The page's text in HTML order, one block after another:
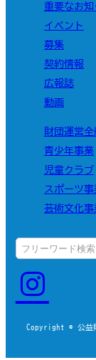
重要なお知
イベント
募集
契約情報
広報誌
動画
財団運営全
青少年事業
児童クラブ
スポーツ事
芸術文化事
Copyright © 公益